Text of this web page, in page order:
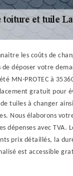
les coûts de
de déposer votre
MN-PROTEC à
gratuit pour
tuiles à changer
Nous élaborons
dépenses avec TVA.
prix détaillés, la
est accessible